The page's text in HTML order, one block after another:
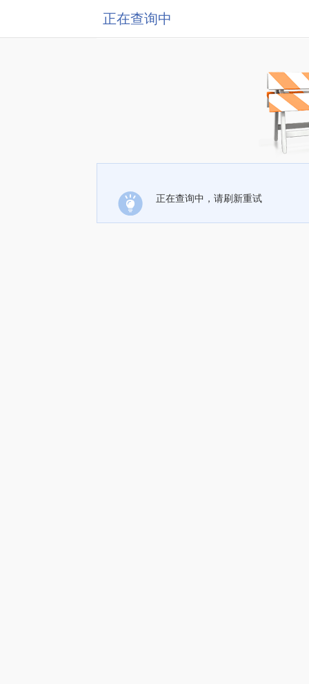
正在查询中
正在查询中，请刷新重试